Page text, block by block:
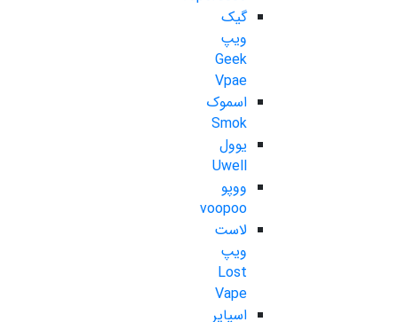
گیک
ویپ
Geek
Vpae
اسموک
Smok
یوول
Uwell
ووپو
voopoo
لاست
ویپ
Lost
Vape
اسپایر